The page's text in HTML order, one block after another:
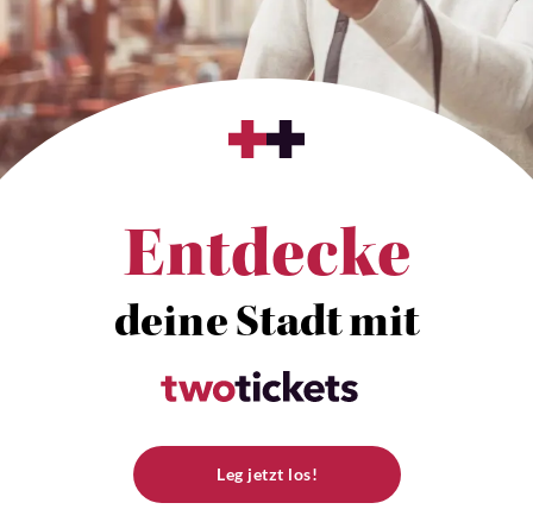
Entdecke
deine Stadt mit
Leg jetzt los!